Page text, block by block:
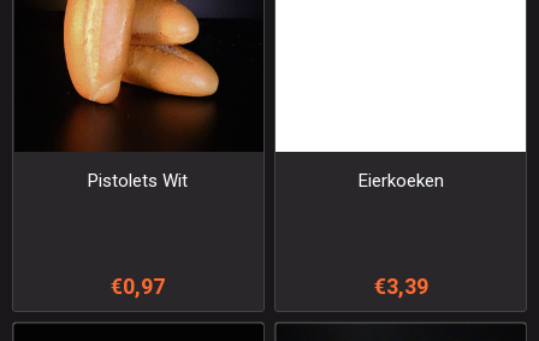
Pistolets Wit
€0,97
Eierkoeken
€3,39